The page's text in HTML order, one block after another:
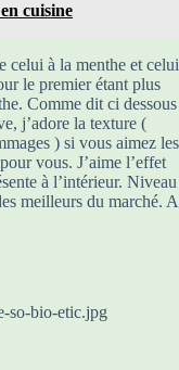
cuisine
celui à la menthe et celui
le premier étant plus
Comme dit ci dessous
j’adore la texture (
) si vous aimez les
vous. J’aime l’effet
à l’intérieur. Niveau
meilleurs du marché. A